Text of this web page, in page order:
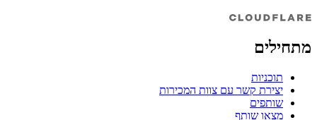
מתחילים
תוכניות
יצירת קשר עם צוות המכירות
שותפים
מצאו שותף